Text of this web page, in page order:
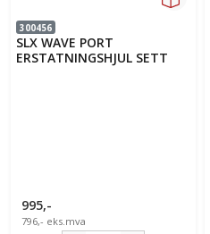
300456
SLX WAVE PORT
ERSTATNINGSHJUL SETT
995,-
796,- eks.mva